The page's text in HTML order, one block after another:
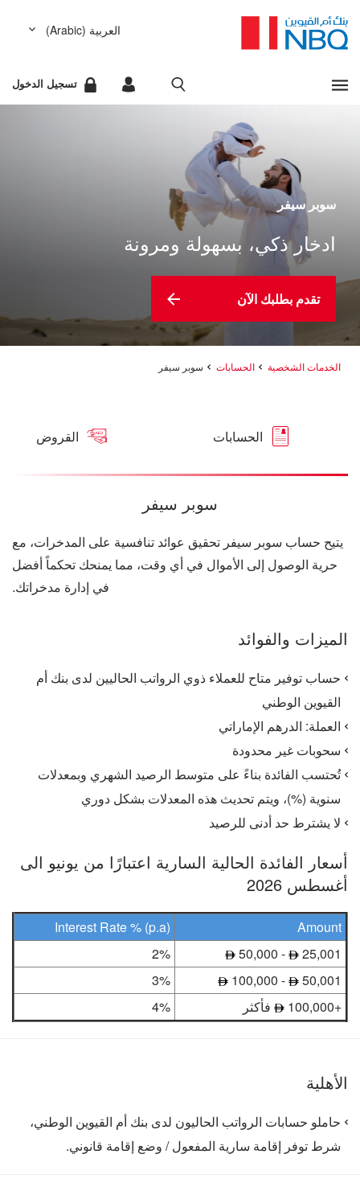
تسجيل الدخول
العربية (Arabic)
مشاهدة كل النتائج
عفواً، لا يوجد أي شيء مطابق لمعايير البحث التي أدخلتها.
عذراً، لقد حدث خطأ أثناء تحضير نتائج البحث المطلوب. يرجى
إعادة المحاولة لاحقاً.
البحث السريع
سوبر سيفر
ادخار ذكي، بسهولة ومرونة
تقدم بطلبك الآن
الخدمات الشخصية الحسابات سوبر سيفر
الحسابات القروض
سوبر سيفر
يتيح حساب سوبر سيفر تحقيق عوائد تنافسية على المدخرات، مع
حرية الوصول إلى الأموال في أي وقت، مما يمنحك تحكماً أفضل
في إدارة مدخراتك.
الميزات والفوائد
حساب توفير متاح للعملاء ذوي الرواتب الحاليين لدى بنك أم
القيوين الوطني
العملة: الدرهم الإماراتي
سحوبات غير محدودة
تُحتسب الفائدة بناءً على متوسط الرصيد الشهري وبمعدلات
سنوية (%)، ويتم تحديث هذه المعدلات بشكل دوري
لا يشترط حد أدنى للرصيد
أسعار الفائدة الحالية السارية اعتبارًا من يونيو الى
أغسطس 2026
Amount
Interest Rate % (p.a)
25,001
- 50,000
2%
50,001
- 100,000
3%
+100,000
فأكثر 4%
الأهلية
حاملو حسابات الرواتب الحاليون لدى بنك أم القيوين الوطني،
شرط توفر إقامة سارية المفعول / وضع إقامة قانوني.